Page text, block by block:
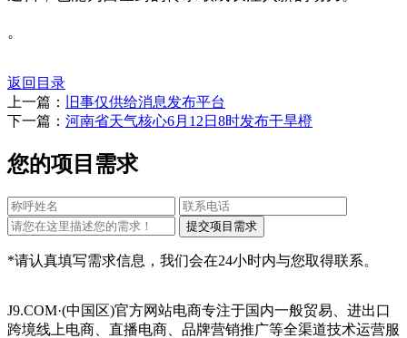
。
返回目录
上一篇：
旧事仅供给消息发布平台
下一篇： 河南省天气核心6月12日8时发布干旱橙
您的项目需求
*请认真填写需求信息，我们会在24小时内与您取得联系。
J9.COM·(中国区)官方网站电商专注于国内一般贸易、进出口
跨境线上电商、直播电商、品牌营销推广等全渠道技术运营服